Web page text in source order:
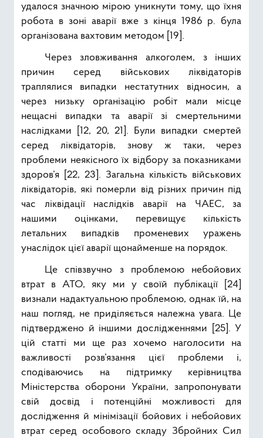
удалося значною мірою уникнути тому, що їхня
робота в зоні аварії вже з кінця 1986 р. була
організована вахтовим методом [19].
Через зловживання алкоголем, з інших
причин серед військових ліквідаторів
траплялися випадки нестатутних відносин, а
через низьку організацію робіт мали місце
нещасні випадки та аварії зі смертельними
наслідками [12, 20, 21]. Були випадки смертей
серед ліквідаторів, знову ж таки, через
проблеми неякісного їх відбору за показниками
здоров’я [22, 23]. Загальна кількість військових
ліквідаторів, які померли від різних причин під
час ліквідації наслідків аварії на ЧАЕС, за
нашими оцінками, перевищує кількість
летальних випадків променевих уражень
унаслідок цієї аварії щонайменше на порядок.
Це співзвучно з проблемою небойових
втрат в АТО, яку ми у своїй публікації [24]
визнали надактуальною проблемою, однак їй, на
наш погляд, не приділяється належна увага. Це
підтверджено й іншими дослідженнями [25]. У
цій статті ми ще раз хочемо наголосити на
важливості розв’язання цієї проблеми і,
сподіваючись на підтримку керівництва
Міністерства оборони України, запропонувати
свій досвід і потенційні можливості для
дослідження й мінімізації бойових і небойових
втрат серед особового складу Збройних Сил